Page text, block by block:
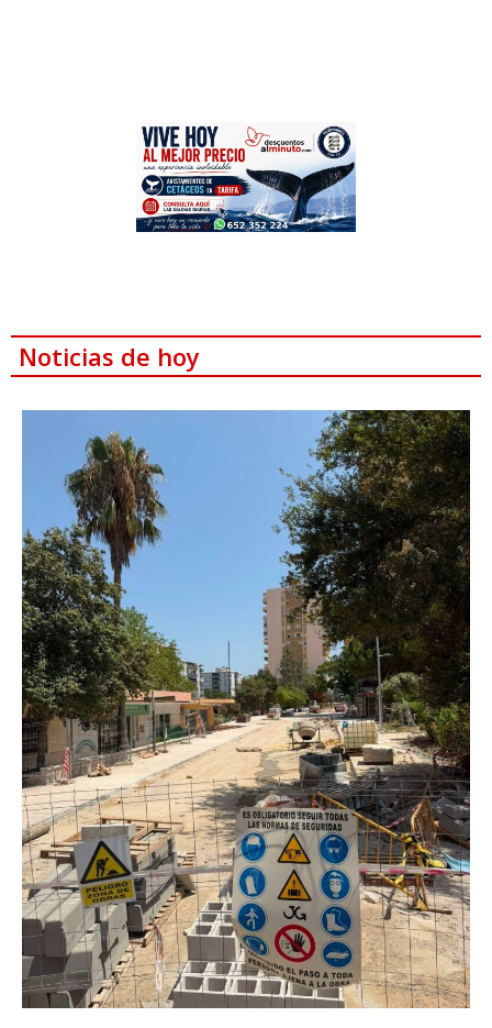
Noticias de hoy